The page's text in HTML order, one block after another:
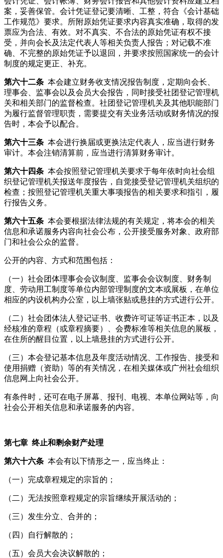
案，妥善保管。会计凭证登记要清晰、工整，符合《会计基础
工作规范》要求。所附原始凭证要求内容真实准确，取得的发
票应为合法、有效。对不真实、不合法的原始凭证有权不接
受，并向会长及法定代表人等相关负责人报告；对记载不准
确、不完整的原始凭证予以退回，并要求按照国家统一的会计
制度的规定更正、补充。
第六十二条 本会建立财务收支情况报告制度，定期向会长、
理事会、监事会以及会员大会报告，同时接受社团登记管理机
关和相关部门的监督检查。社团登记管理机关及其他职能部门
为履行监督管理职责，需要提交有关业务活动或财务情况的报
告时，本会予以配合。
第六十三条 本会进行换届或更换法定代表人，应当进行财务
审计。本会注销清算前，应当进行清算财务审计。
第六十四条 本会按照登记管理机关要求于每年依时向社会组
织登记管理机关报送年度报告，自觉接受登记管理机关组织的
检查；按照登记管理机关重大事项报告的相关要求和指引，履
行报告义务。
第六十五条 本会要根据法律法规的有关规定，将本会的相关
信息和承诺服务内容向社会公布，公开接受服务对象、政府部
门和社会公众的监督。
公开的内容、方式和范围包括：
（一）社会团体理事会会议制度、监事会会议制度、财务制
度、劳动用工制度等单位内部管理制度的文本或展板，在单位
相应的内设机构办公室，以上墙张贴或悬挂的方式进行公开。
（二）社会团体法人登记证书、收费许可证等证书正本，以及
经核准的章程（或章程摘要）、会费标准等相关信息的展板，
在住所的醒目位置，以上墙悬挂的方式进行公开。
（三）本会登记基本信息及年度活动情况、工作报告、接受和
使用捐赠（资助）等的有关情况，在相关媒体或广州社会组织
信息网上向社会公开。
有条件时，还可在电子屏幕、报刊、电视、本单位网站等，向
社会公开相关信息和承诺服务的内容。
第七章 终止和剩余财产处理
第六十六条 本会有以下情形之一，应当终止：
（一）完成章程规定的宗旨的；
（二）无法按照章程规定的宗旨继续开展活动的；
（三）发生分立、合并的；
（四）自行解散的；
（五）会员大会决议解散的；